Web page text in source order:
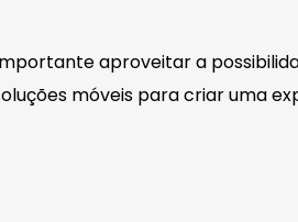
aproveitar a
móveis para criar uma